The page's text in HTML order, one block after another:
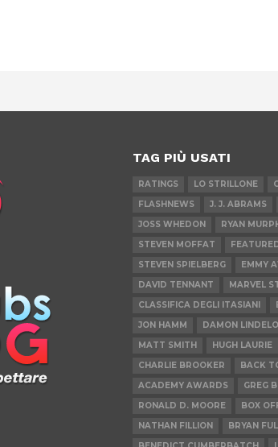
TAG PIÙ USATI
RATINGS LO STRILLONE
FLASHNEWS
J. J. ABRAMS
JOSS WHEDON
RYAN
STEVEN MOFFAT
STEVEN SPIELBERG
EMMY
DAVID TENNANT
MARVEL
CLASSIFICA DEGLI ITASIANI
JON HAMM
DAMON
MATT SMITH
HUGH LAURIE
CHARLIE BROOKER
BACK
ACADEMY AWARDS
GREG
RONALD D. MOORE
BOX
NATHAN FILLION
BRYAN